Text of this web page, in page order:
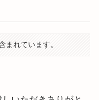
まれています。